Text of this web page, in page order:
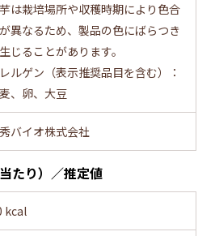
は栽培場所や収穫時期により色合
異なるため、製品の色にばらつき
じることがあります。
ルゲン（表示推奨品目を含む）：
、卵、大豆
バイオ株式会社
たり）／推定値
kcal